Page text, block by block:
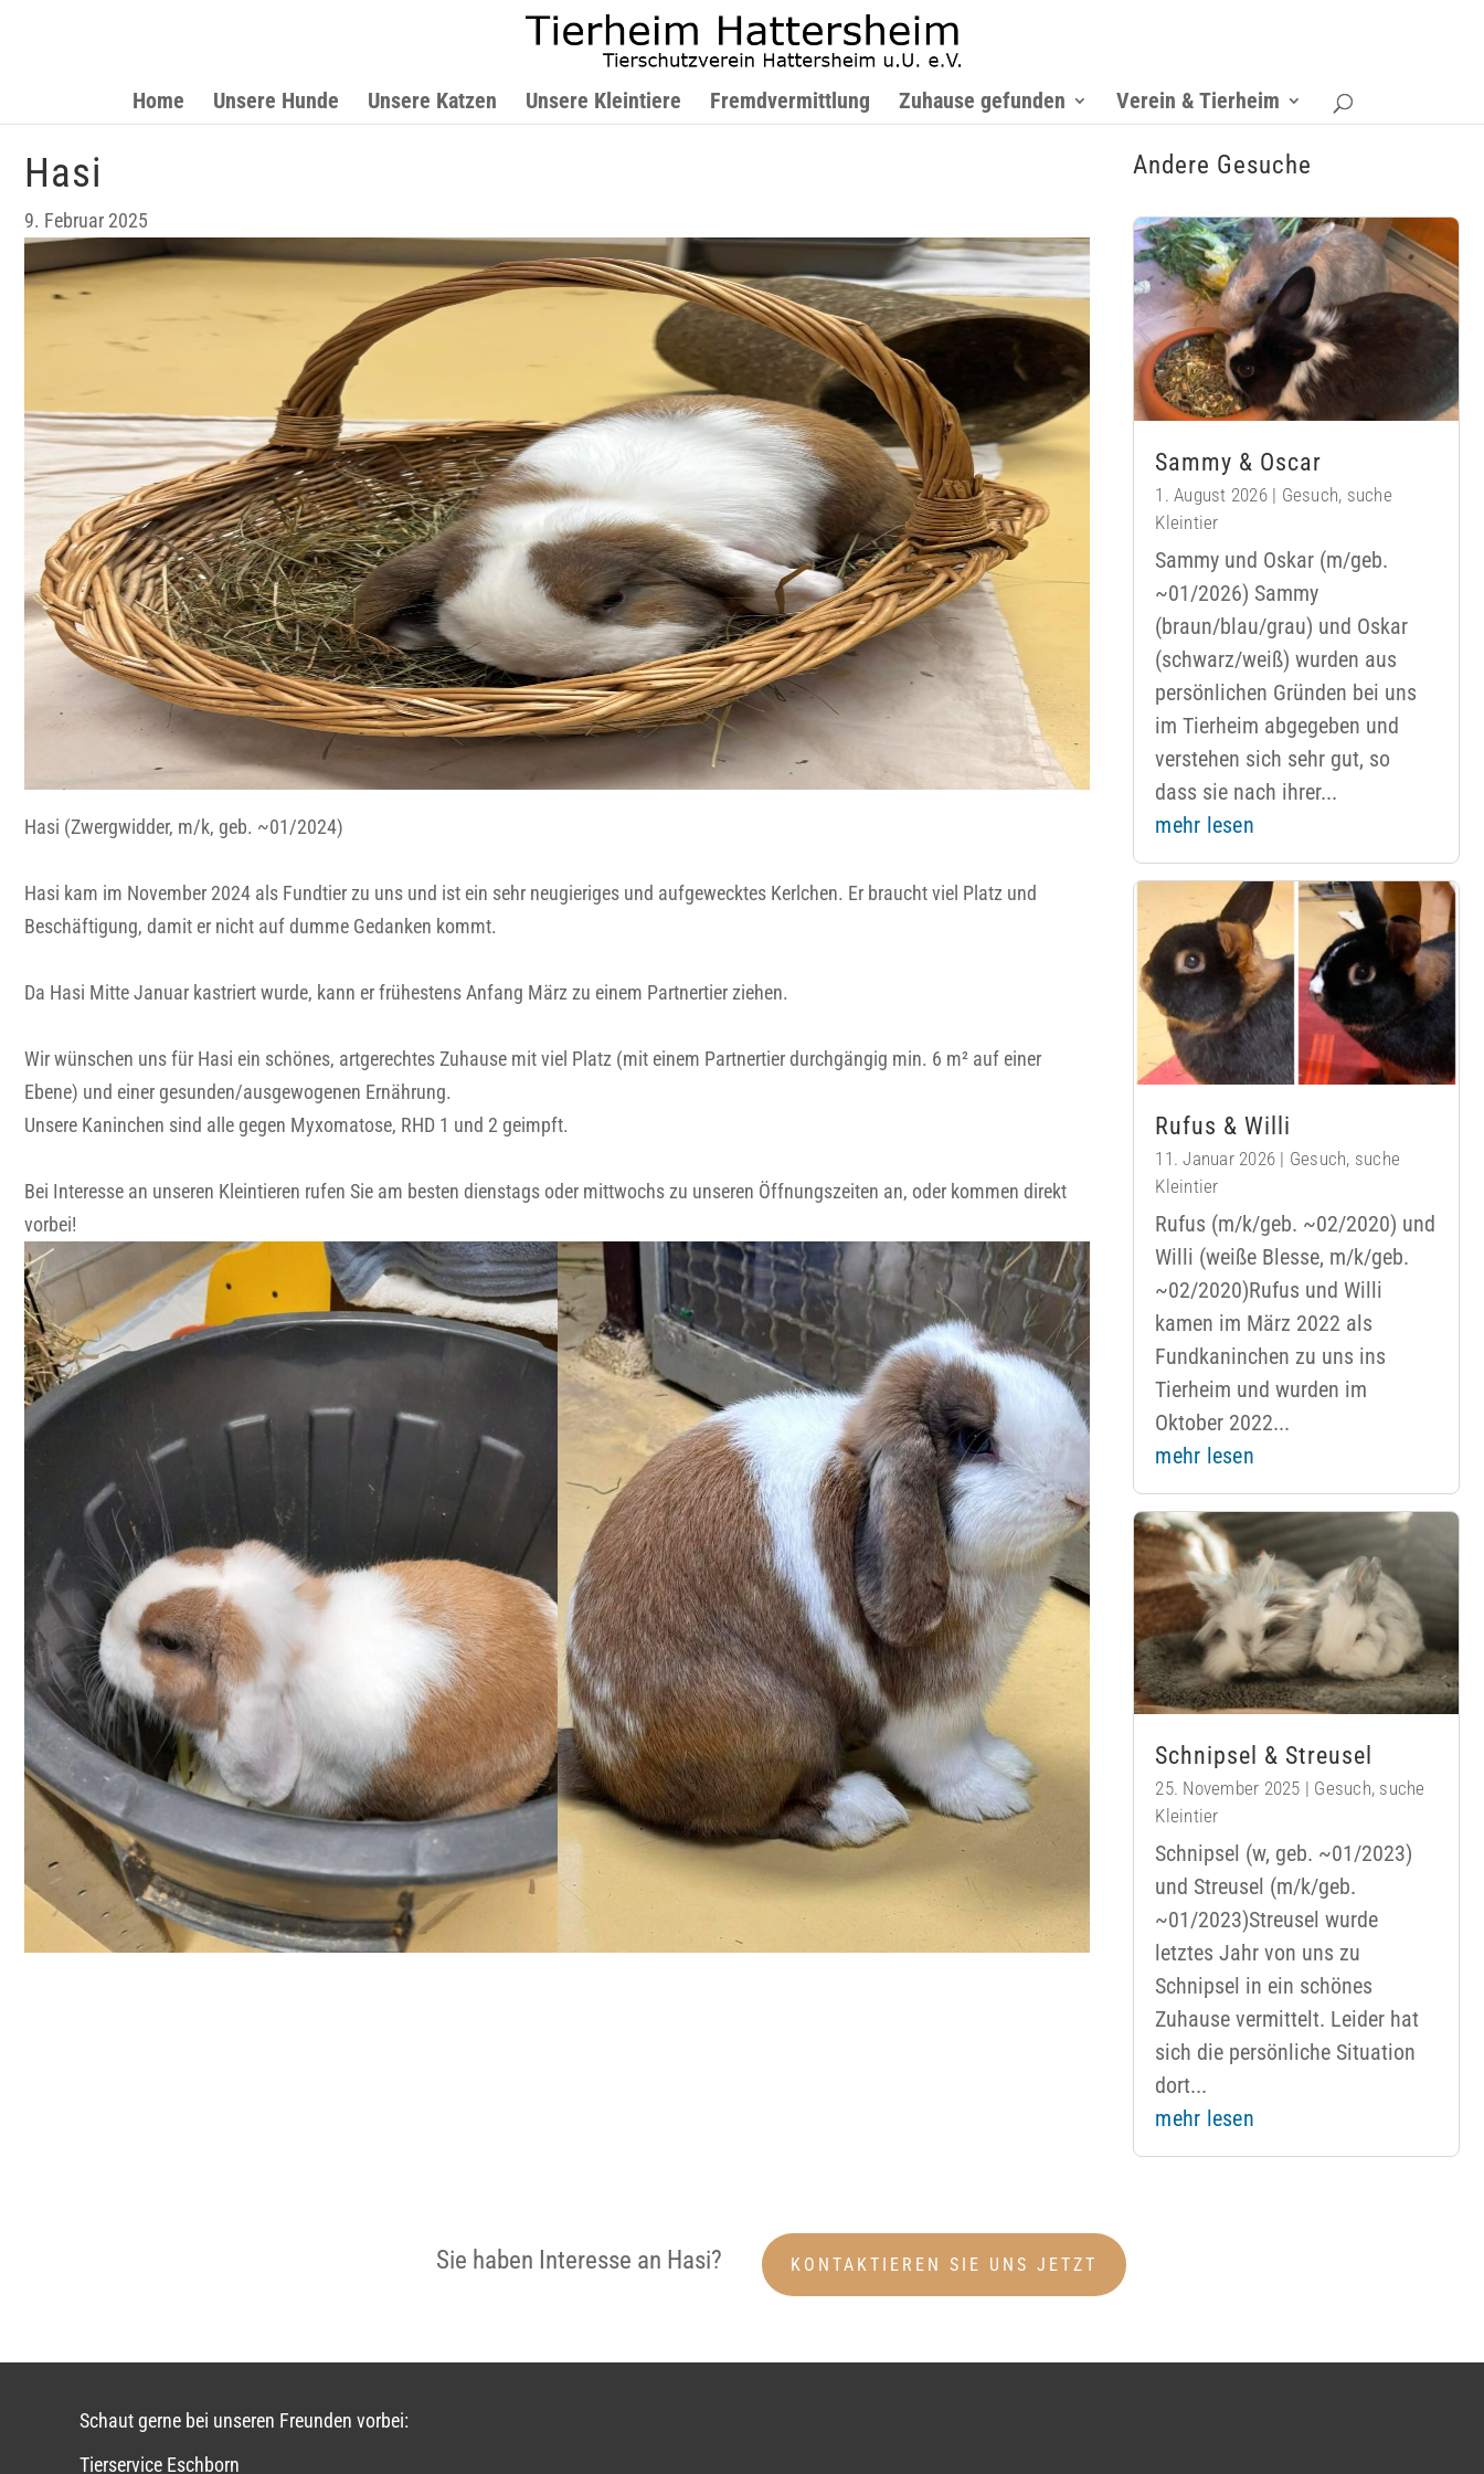
Home Unsere Hunde Unsere Katzen Unsere Kleintiere Fremdvermittlung Zuhause gefunden Verein & Tierheim
Hasi
9. Februar 2025
Hasi (Zwergwidder, m/k, geb. ~01/2024)
Hasi kam im November 2024 als Fundtier zu uns und ist ein sehr neugieriges und aufgewecktes Kerlchen. Er braucht viel Platz und
Beschäftigung, damit er nicht auf dumme Gedanken kommt.
Da Hasi Mitte Januar kastriert wurde, kann er frühestens Anfang März zu einem Partnertier ziehen.
Wir wünschen uns für Hasi ein schönes, artgerechtes Zuhause mit viel Platz (mit einem Partnertier durchgängig min. 6 m² auf einer
Ebene) und einer gesunden/ausgewogenen Ernährung.
Unsere Kaninchen sind alle gegen Myxomatose, RHD 1 und 2 geimpft.
Bei Interesse an unseren Kleintieren rufen Sie am besten dienstags oder mittwochs zu unseren Öffnungszeiten an, oder kommen direkt
vorbei!
Andere Gesuche
Sammy & Oscar
1. August 2026| Gesuch, suche
Kleintier
Sammy und Oskar (m/geb.
~01/2026) Sammy
(braun/blau/grau) und Oskar
(schwarz/weiß) wurden aus
persönlichen Gründen bei uns
im Tierheim abgegeben und
verstehen sich sehr gut, so
dass sie nach ihrer...
mehr lesen
Rufus & Willi
11. Januar 2026 | Gesuch, suche
Kleintier
Rufus (m/k/geb. ~02/2020) und
Willi (weiße Blesse, m/k/geb.
~02/2020)Rufus und Willi
kamen im März 2022 als
Fundkaninchen zu uns ins
Tierheim und wurden im
Oktober 2022...
mehr lesen
Schnipsel & Streusel
25. November 2025 | Gesuch, suche
Kleintier
Schnipsel (w, geb. ~01/2023)
und Streusel (m/k/geb.
~01/2023)Streusel wurde
letztes Jahr von uns zu
Schnipsel in ein schönes
Zuhause vermittelt. Leider hat
sich die persönliche Situation
dort...
mehr lesen
Sie haben Interesse an Hasi? KONTAKTIEREN SIE UNS JETZT
Schaut gerne bei unseren Freunden vorbei:
Tierservice Eschborn